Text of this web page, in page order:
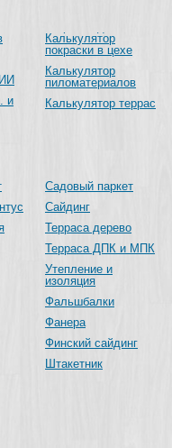
Садовый паркет
Сайдинг
Терраса дерево
Терраса ДПК и МПК
Утепление и
изоляция
Фальшбалки
Фанера
Финский сайдинг
Штакетник
и
Калькулятор
покраски в цехе
Калькулятор
пиломатериалов
Калькулятор террас